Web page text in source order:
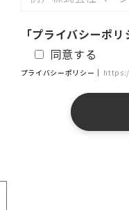
「プライバシーポ
同意する
プライバシーポリシー｜